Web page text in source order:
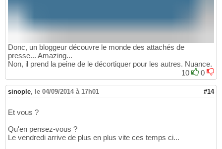
Donc, un bloggeur découvre le monde des attachés de
presse... Amazing...
Non, il prend la peine de le décortiquer pour les autres. Nuance.
10
0
sinople, le 04/09/2014 à 17h01 #14
Et vous ?
Qu'en pensez-vous ?
Le vendredi arrive de plus en plus vite ces temps ci...